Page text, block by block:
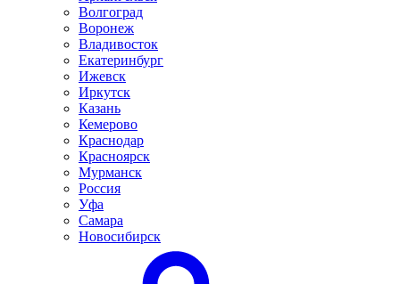
Волгоград
Воронеж
Владивосток
Екатеринбург
Ижевск
Иркутск
Казань
Кемерово
Краснодар
Красноярск
Мурманск
Россия
Уфа
Самара
Новосибирск